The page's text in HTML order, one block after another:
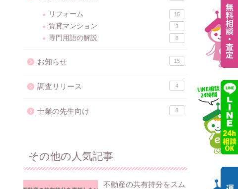
リフォーム 15
賃貸マンション 3
専門用語の解説 8
お知らせ 15
調査リリース 4
士業の先生向け 8
その他の人気記事
不動産の共有持分をスム